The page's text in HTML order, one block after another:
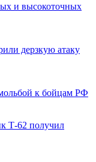
и высокоточных
дерзкую атаку
к бойцам РФ
Т-62 получил